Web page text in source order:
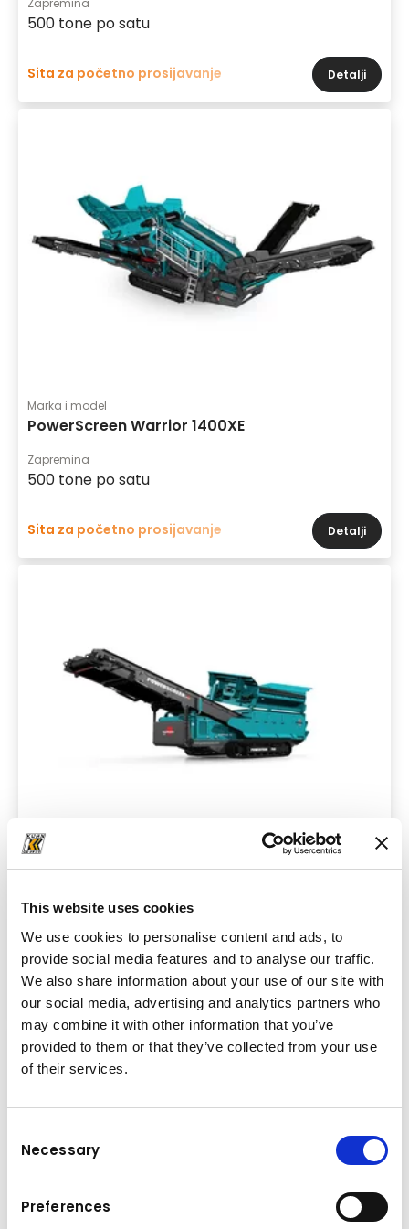
This website uses cookies
We use cookies to personalise content and ads, to
provide social media features and to analyse our traffic.
We also share information about your use of our site with
our social media, advertising and analytics partners who
may combine it with other information that you’ve
provided to them or that they’ve collected from your use
of their services.
Selection
Necessary
Preferences
Zapremina
500 tone po satu
Sita za početno prosijavanje Detalji
Marka i model
PowerScreen Warrior 1400XE
Zapremina
500 tone po satu
Sita za početno prosijavanje Detalji
Zapremina
600 tone po satu
Sita za početno prosijavanje Detalji